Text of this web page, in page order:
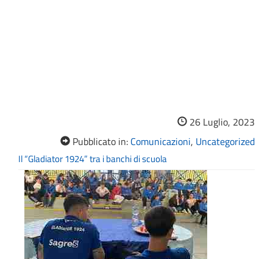
26 Luglio, 2023
Pubblicato in: Comunicazioni, Uncategorized
Il “Gladiator 1924” tra i banchi di scuola